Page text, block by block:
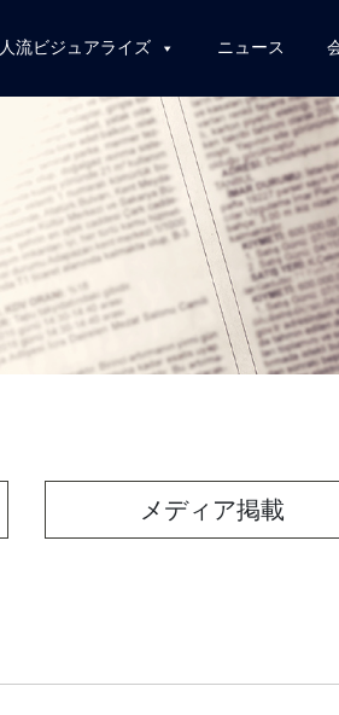
人流ビジュアライズ ニュース
メディア掲載